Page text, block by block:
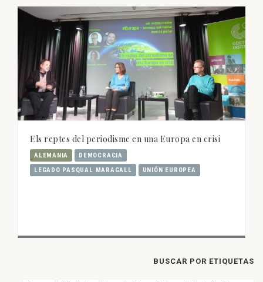
Els reptes del periodisme en una Europa en crisi
ALEMANIA
DEMOCRACIA
LEGADO PASQUAL MARAGALL
UNIÓN EUROPEA
BUSCAR POR ETIQUETAS